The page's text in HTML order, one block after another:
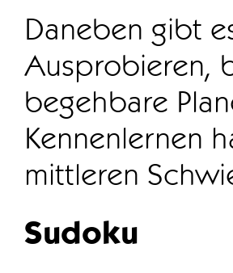
Daneben gibt
Ausprobieren,
begehbare
Kennenlernen
mittleren
Sudoku